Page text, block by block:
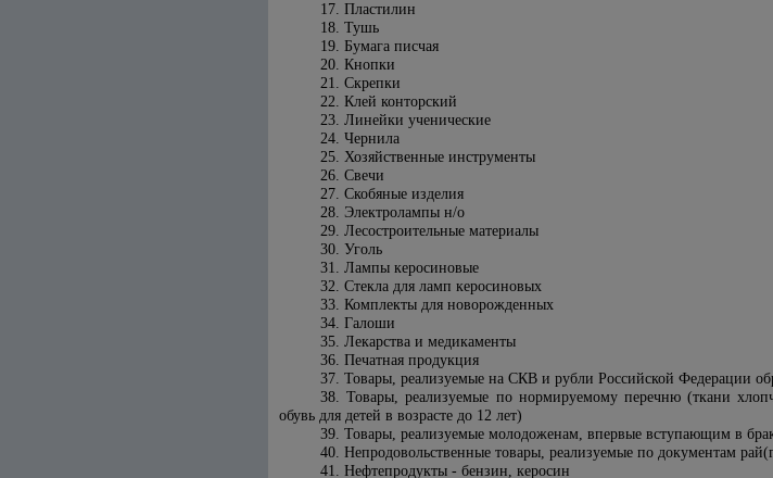
17. Пластилин
18. Тушь
19. Бумага писчая
20. Кнопки
21. Скрепки
22. Клей конторский
23. Линейки ученические
24. Чернила
25. Хозяйственные инструменты
26. Свечи
27. Скобяные изделия
28. Электролампы н/о
29. Лесостроительные материалы
30. Уголь
31. Лампы керосиновые
32. Стекла для ламп керосиновых
33. Комплекты для новорожденных
34. Галоши
35. Лекарства и медикаменты
36. Печатная продукция
37. Товары, реализуемые на СКВ и рубли Российской Федерации
38. Товары, реализуемые по нормируемому перечню (ткани
обувь для детей в возрасте до 12 лет)
39. Товары, реализуемые молодоженам, впервые вступающим в
40. Непродовольственные товары, реализуемые по документам
41. Нефтепродукты - бензин, керосин